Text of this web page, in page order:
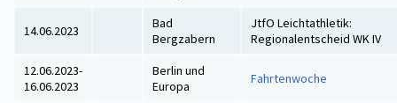
14.06.2023
Bad
Bergzabern
JtfO Leichtathletik:
Regionalentscheid WK IV
12.06.2023-
16.06.2023
Berlin und
Europa
Fahrtenwoche